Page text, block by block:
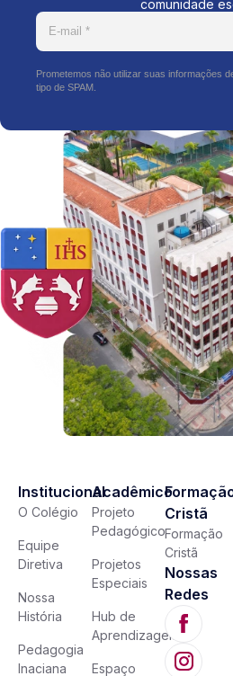
comunidade
Prometemos não utilizar suas informações
tipo de SPAM.
Institucional
O Colégio
Equipe
Diretiva
Nossa
História
Pedagogia
Inaciana
Acadêmico
Projeto
Pedagógico
Projetos
Especiais
Hub de
Aprendizagem
Espaço
Cristã
Formação
Cristã
Nossas
Redes